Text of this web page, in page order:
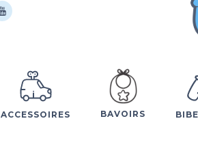
ACCESSOIRES BAVOIRS